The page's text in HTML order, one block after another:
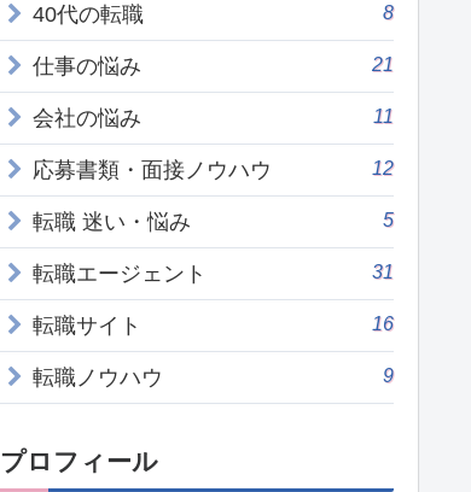
40代の転職 8
仕事の悩み 21
会社の悩み 11
応募書類・面接ノウハウ 12
転職 迷い・悩み 5
転職エージェント 31
転職サイト 16
転職ノウハウ 9
プロフィール